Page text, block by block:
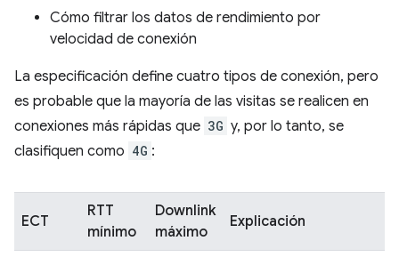
Cómo filtrar los datos de rendimiento por
velocidad de conexión
La especificación define cuatro tipos de conexión, pero
es probable que la mayoría de las visitas se realicen en
conexiones más rápidas que 3G y, por lo tanto, se
clasifiquen como 4G :
ECT
RTT
mínimo
Downlink
máximo
Explicación